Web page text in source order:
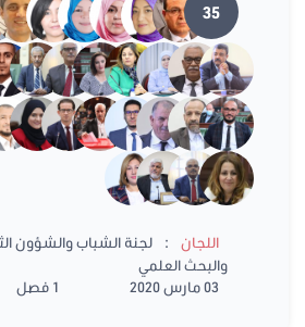
35
اللجان :
لجنة الشباب والشؤون
والبحث العلمي
03 مارس 2020
1 فصل